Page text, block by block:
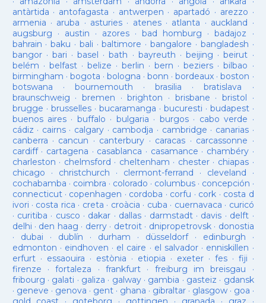
antàrtida · antofagasta · antwerpen · apartadó · arezzo ·
armenia · aruba · asturies· atenes· atlanta · auckland ·
augsburg · austin · azores·bad homburg ·badajoz ·
bahrain ·baku · bali ·baltimore ·bangalore · bangladesh ·
bangor· bari ·basel ·bath · bayreuth ·beijing ·beirut ·
belém · belfast· belize · berlin ·bern ·beziers ·bilbao ·
birmingham · bogota · bologna ·bonn ·bordeaux ·boston ·
botswana · bournemouth ·brasilia ·bratislava ·
braunschweig · bremen ·brighton · brisbane · bristol ·
brugge · brusselles· bucaramanga · bucuresti · budapest·
buenos aires· buffalo · bulgaria · burgos· cabo verde ·
cádiz · cairns· calgary · cambodja · cambridge · canarias·
canberra · cancun · canterbury · caracas · carcassonne ·
cardiff· cartagena · casablanca · casamance · chambéry·
charleston · chelmsford · cheltenham · chester· chiapas ·
chicago · christchurch · clermont-ferrand · cleveland ·
cochabamba · coimbra · colorado · columbus· concepción ·
connecticut· copenhagen · cordoba · corfu · cork · costa d
ivori · costa rica · creta · croàcia · cuba · cuernavaca · curicó
· curitiba · cusco · dakar · dallas · darmstadt· davis · delft ·
delhi · den haag · derry· detroit· dnipropetrovsk· donostia
· dubai · dublín · durham · düsseldorf· edinburgh ·
edmonton · eindhoven · el caire · el salvador · enniskillen ·
erfurt· essaouira · estònia · etiopia · exeter· fes· fiji ·
firenze ·fortaleza · frankfurt· freiburg im breisgau ·
fribourg · galati · galiza · galway· gambia · gasteiz · gdansk
· geneve · genova · gent· ghana · gibraltar· glasgow· goa ·